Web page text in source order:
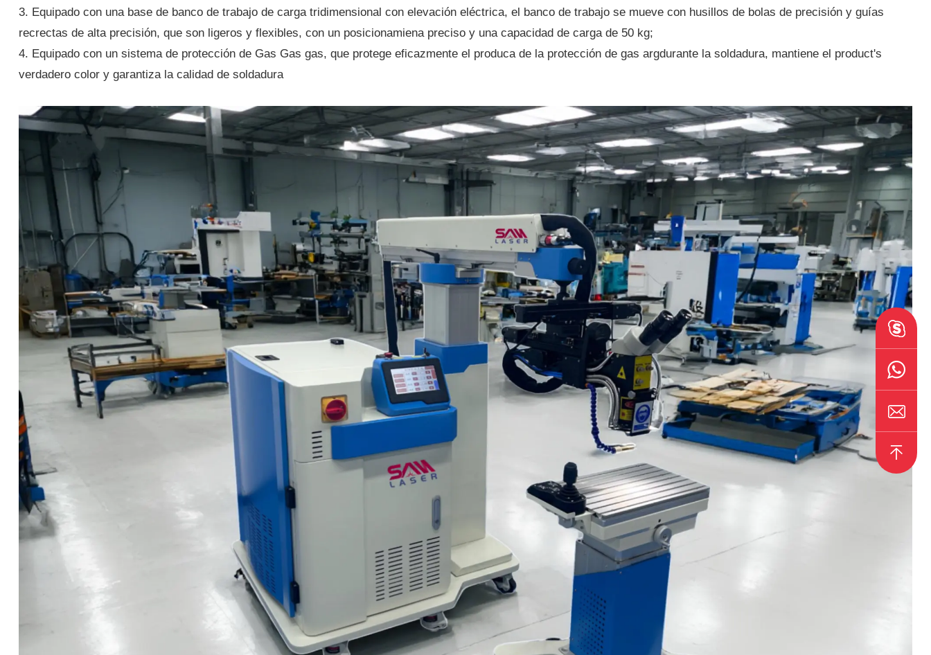
3. Equipado con una base de banco de trabajo de carga tridimensional con elevación eléctrica, el banco de trabajo se mueve con husillos de bolas de precisión y guías
recrectas de alta precisión, que son ligeros y flexibles, con un posicionamiena preciso y una capacidad de carga de 50 kg;
4. Equipado con un sistema de protección de Gas Gas gas, que protege eficazmente el produca de la protección de gas argdurante la soldadura, mantiene el product's
verdadero color y garantiza la calidad de soldadura